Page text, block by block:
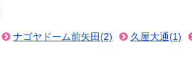
ナゴヤドーム前矢田(2) 久屋大通(1)